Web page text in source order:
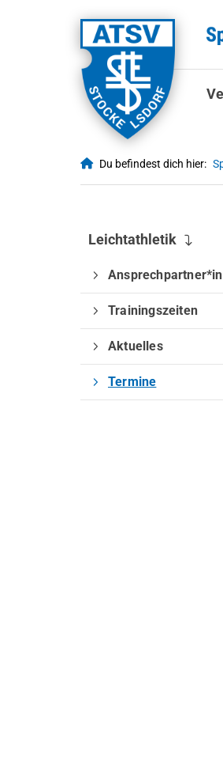
Du befindest dich hier:
Leichtathletik
Trainingszeiten
Aktuelles
Termine